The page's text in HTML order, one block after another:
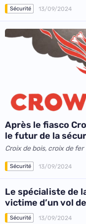
Sécurité 13/09/2024
Après le fiasco
le futur de la
Croix de bois, croix de fer
Sécurité 13/09/2024
Le spécialiste de
victime d’un vol
Sécurité 13/09/2024